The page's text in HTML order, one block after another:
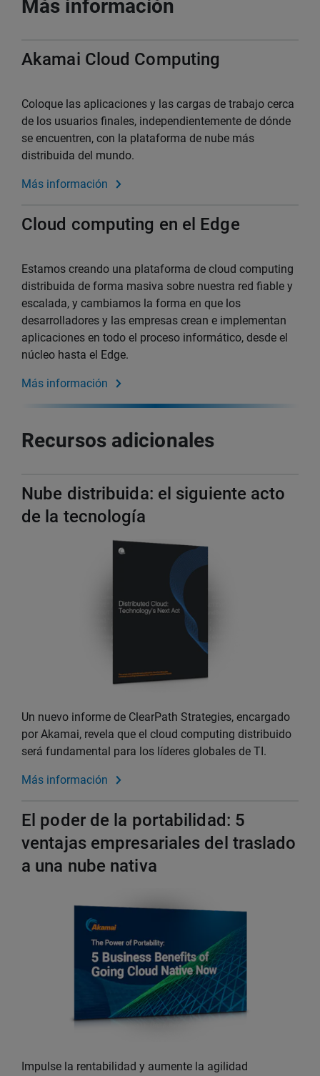
Más información
Akamai Cloud Computing
Coloque las aplicaciones y las cargas de trabajo cerca
de los usuarios finales, independientemente de dónde
se encuentren, con la plataforma de nube más
distribuida del mundo.
Más información
Cloud computing en el Edge
Estamos creando una plataforma de cloud computing
distribuida de forma masiva sobre nuestra red fiable y
escalada, y cambiamos la forma en que los
desarrolladores y las empresas crean e implementan
aplicaciones en todo el proceso informático, desde el
núcleo hasta el Edge.
Más información
Recursos adicionales
Nube distribuida: el siguiente acto
de la tecnología
Un nuevo informe de ClearPath Strategies, encargado
por Akamai, revela que el cloud computing distribuido
será fundamental para los líderes globales de TI.
Más información
El poder de la portabilidad: 5
ventajas empresariales del traslado
a una nube nativa
Impulse la rentabilidad y aumente la agilidad